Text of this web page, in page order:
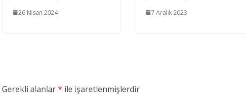
26 Nisan 2024 7 Aralık 2023
Gerekli alanlar* ile işaretlenmişlerdir